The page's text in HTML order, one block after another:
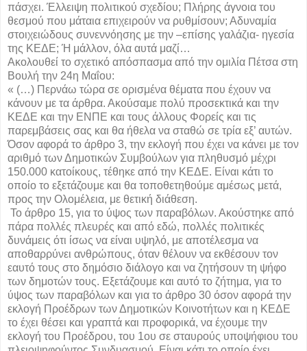
πάσχει. Έλλειψη πολιτικού σχεδίου; Πλήρης άγνοια του
θεσμού που μάταια επιχειρούν να ρυθμίσουν; Αδυναμία
στοιχειώδους συνεννόησης με την –επίσης γαλάζια- ηγεσία
της ΚΕΔΕ; Ή μάλλον, όλα αυτά μαζί…
Ακολουθεί το σχετικό απόσπασμα από την ομιλία Πέτσα στη
Βουλή την 24η Μαΐου:
« (…) Περνάω τώρα σε ορισμένα θέματα που έχουν να
κάνουν με τα άρθρα. Ακούσαμε πολύ προσεκτικά και την
ΚΕΔΕ και την ΕΝΠΕ και τους άλλους Φορείς και τις
παρεμβάσεις σας και θα ήθελα να σταθώ σε τρία εξ’ αυτών.
Όσον αφορά το άρθρο 3, την εκλογή που έχει να κάνει με τον
αριθμό των Δημοτικών Συμβούλων για πληθυσμό μέχρι
150.000 κατοίκους, τέθηκε από την ΚΕΔΕ. Είναι κάτι το
οποίο το εξετάζουμε και θα τοποθετηθούμε αμέσως μετά,
προς την Ολομέλεια, με θετική διάθεση.
Το άρθρο 15, για το ύψος των παραβόλων. Ακούστηκε από
πάρα πολλές πλευρές και από εδώ, πολλές πολιτικές
δυνάμεις ότι ίσως να είναι υψηλό, με αποτέλεσμα να
αποθαρρύνει ανθρώπους, όταν θέλουν να εκθέσουν τον
εαυτό τους στο δημόσιο διάλογο και να ζητήσουν τη ψήφο
των δημοτών τους. Εξετάζουμε και αυτό το ζήτημα, για το
ύψος των παραβόλων και για το άρθρο 30 όσον αφορά την
εκλογή Προέδρων των Δημοτικών Κοινοτήτων και η ΚΕΔΕ
το έχει θέσει και γραπτά και προφορικά, να έχουμε την
εκλογή του Προέδρου, του 1ου σε σταυρούς υποψήφιου του